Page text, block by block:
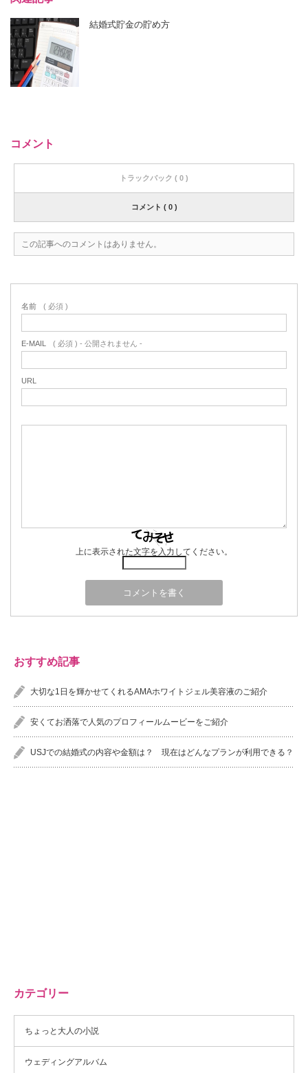
結婚式貯金の貯め方
コメント
トラックバック ( 0 )
コメント ( 0 )
この記事へのコメントはありません。
名前 ( 必須 )
E-MAIL ( 必須 ) - 公開されません -
URL
上に表示された文字を入力してください。
おすすめ記事
大切な1日を輝かせてくれるAMAホワイトジェル美容液のご紹介
安くてお洒落で人気のプロフィールムービーをご紹介
USJでの結婚式の内容や金額は？ 現在はどんなプランが利用できる？
カテゴリー
ちょっと大人の小説
ウェディングアルバム